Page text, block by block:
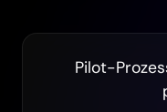
Pilot-